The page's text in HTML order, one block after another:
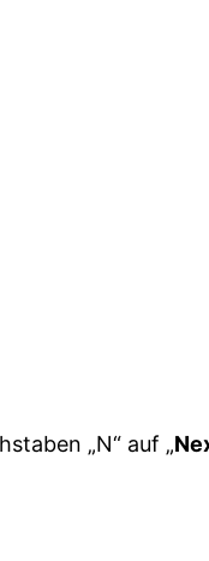
„N“ auf „